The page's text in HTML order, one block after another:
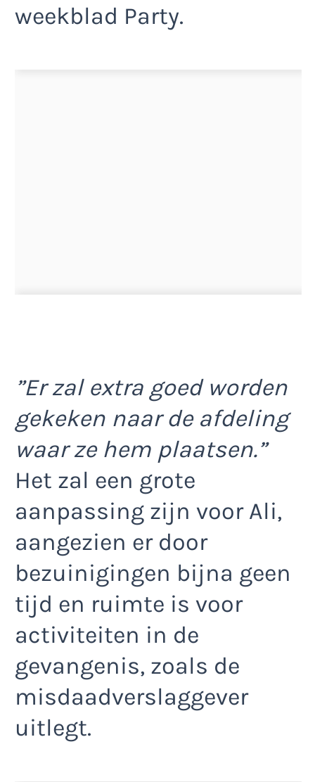
weekblad Party.
”Er zal extra goed worden
gekeken naar de afdeling
waar ze hem plaatsen.”
Het zal een grote
aanpassing zijn voor Ali,
aangezien er door
bezuinigingen bijna geen
tijd en ruimte is voor
activiteiten in de
gevangenis, zoals de
misdaadverslaggever
uitlegt.